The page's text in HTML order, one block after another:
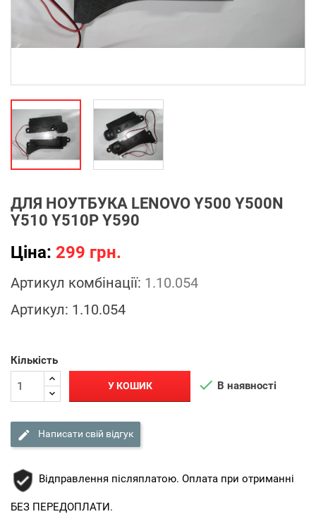
ДЛЯ НОУТБУКА LENOVO Y500 Y500N
Y510 Y510P Y590
Ціна: 299 грн.
Артикул комбінації: 1.10.054
Артикул: 1.10.054
Кількість
У КОШИК  В наявності
Написати свій відгук
Відправлення післяплатою. Оплата при отриманні
БЕЗ ПЕРЕДОПЛАТИ.